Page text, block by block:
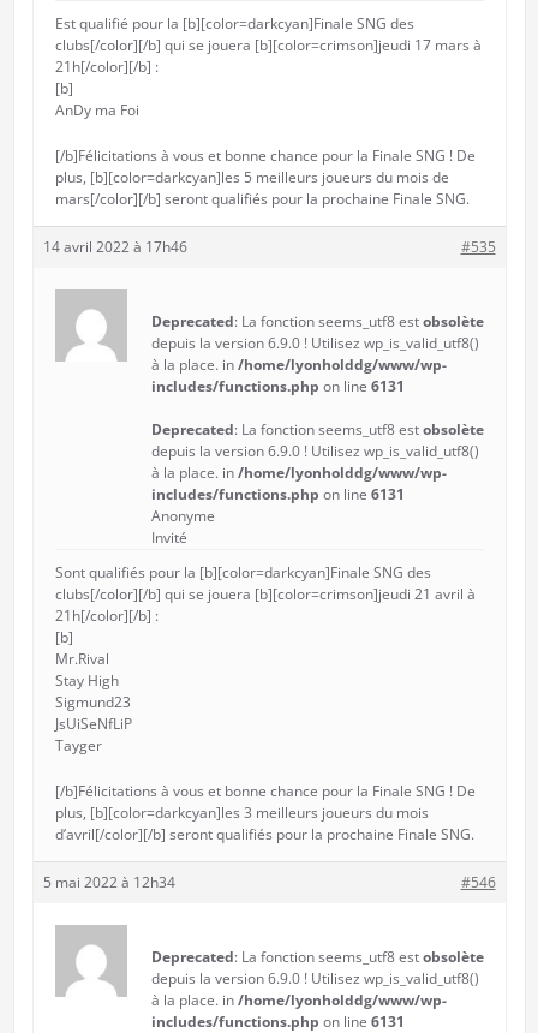
Est qualifié pour la [b][color=darkcyan]Finale SNG des
clubs[/color][/b] qui se jouera [b][color=crimson]jeudi 17 mars à
21h[/color][/b] :
[b]
AnDy ma Foi
[/b]Félicitations à vous et bonne chance pour la Finale SNG ! De
plus, [b][color=darkcyan]les 5 meilleurs joueurs du mois de
mars[/color][/b] seront qualifiés pour la prochaine Finale SNG.
14 avril 2022 à 17h46 #535
Deprecated: La fonction seems_utf8 estobsolète
depuis la version 6.9.0 ! Utilisez wp_is_valid_utf8()
à la place. in/home/lyonholddg/www/wp-
includes/functions.php on line 6131
Deprecated: La fonction seems_utf8 estobsolète
depuis la version 6.9.0 ! Utilisez wp_is_valid_utf8()
à la place. in/home/lyonholddg/www/wp-
includes/functions.php on line 6131
Anonyme
Invité
Sont qualifiés pour la [b][color=darkcyan]Finale SNG des
clubs[/color][/b] qui se jouera [b][color=crimson]jeudi 21 avril à
21h[/color][/b] :
[b]
Mr.Rival
Stay High
Sigmund23
JsUiSeNfLiP
Tayger
[/b]Félicitations à vous et bonne chance pour la Finale SNG ! De
plus, [b][color=darkcyan]les 3 meilleurs joueurs du mois
d’avril[/color][/b] seront qualifiés pour la prochaine Finale SNG.
5 mai 2022 à 12h34 #546
Deprecated: La fonction seems_utf8 estobsolète
depuis la version 6.9.0 ! Utilisez wp_is_valid_utf8()
à la place. in/home/lyonholddg/www/wp-
includes/functions.php on line 6131